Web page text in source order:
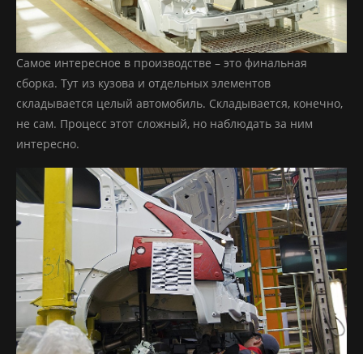
Самое интересное в производстве – это финальная
сборка. Тут из кузова и отдельных элементов
складывается целый автомобиль. Складывается, конечно,
не сам. Процесс этот сложный, но наблюдать за ним
интересно.